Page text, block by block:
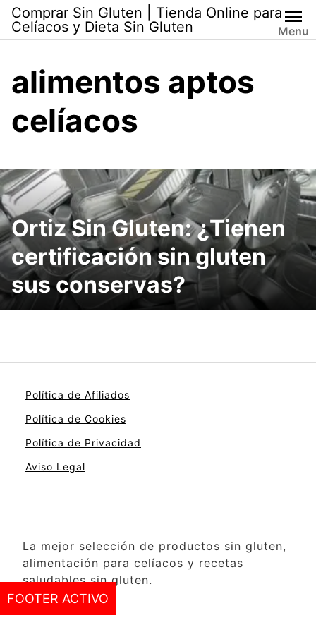
Skip
content
Comprar Sin Gluten | Tienda Online para
Celíacos y Dieta Sin Gluten
Menu
alimentos aptos
celíacos
Ortiz Sin Gluten: ¿Tienen
certificación sin gluten
sus conservas?
Política de Afiliados
Política de Cookies
Política de Privacidad
Aviso Legal
La mejor selección de productos sin gluten,
alimentación para celíacos y recetas
saludables sin gluten.
FOOTER ACTIVO